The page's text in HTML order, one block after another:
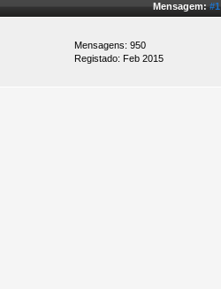
Mensagem:#1
Mensagens: 950
Registado: Feb 2015